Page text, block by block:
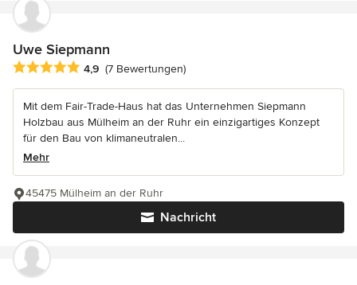
Uwe Siepmann
Durchschnittliche Bewertung: 4.9 von 5 Sternen
4,9 (7 Bewertungen)
Mit dem Fair-Trade-Haus hat das Unternehmen Siepmann
Holzbau aus Mülheim an der Ruhr ein einzigartiges Konzept
für den Bau von klimaneutralen...
Mehr
Nachricht
45475 Mülheim an der Ruhr